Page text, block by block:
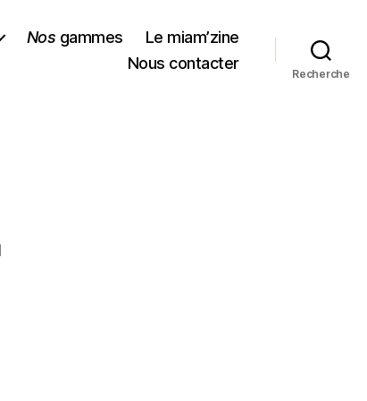
Nos gammes
Le miam’zine
Nous contacter
Recherche